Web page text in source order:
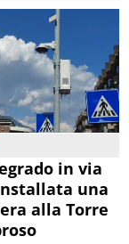
in via
una
alla Torre